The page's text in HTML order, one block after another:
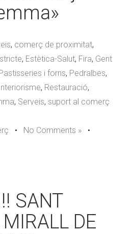
, comerç de proximitat,
, Estètica-Salut, Fira, Gent
i forns, Pedralbes,
, Restauració,
, Serveis, suport al comerç
• No Comments » •
SANT
DE